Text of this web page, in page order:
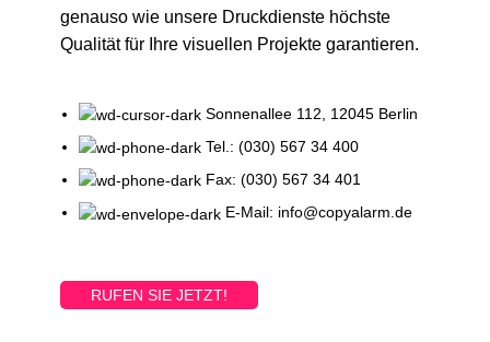
genauso wie unsere Druckdienste höchste
Qualität für Ihre visuellen Projekte garantieren.
Sonnenallee 112, 12045 Berlin
Tel.: (030) 567 34 400
Fax: (030) 567 34 401
E-Mail: info@copyalarm.de
RUFEN SIE JETZT!